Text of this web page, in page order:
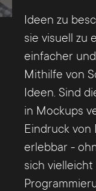
Ideen zu
sie visuell zu
einfacher
Mithilfe von
Ideen. Sind
in Mockups
Eindruck von
erlebbar -
sich